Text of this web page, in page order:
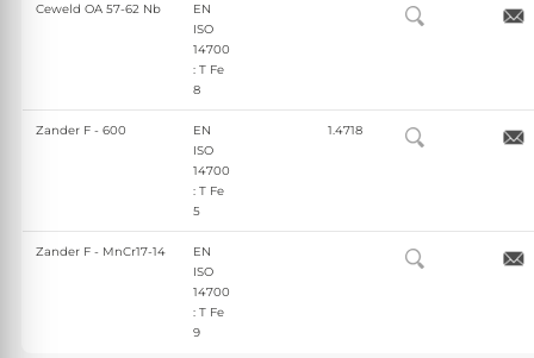
Ceweld OA 57-62 Nb
EN
ISO
14700
: T Fe
8
Zander F - 600
EN
ISO
14700
: T Fe
5
1.4718
Zander F - MnCr17-14
EN
ISO
14700
: T Fe
9